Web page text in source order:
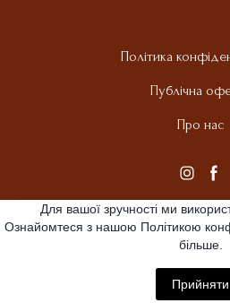
Політика
Публічна
Про нас
All rights
Для вашої зручності ми
Ознайомтеся з нашою Політикою
більше.
Прийняти